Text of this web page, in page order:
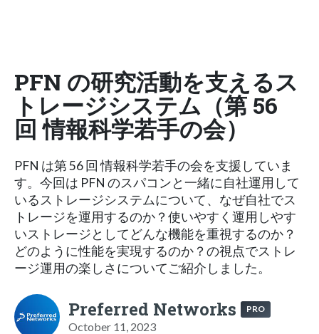
PFN の研究活動を支えるス
トレージシステム（第 56
回 情報科学若手の会）
PFN は第 56 回 情報科学若手の会を支援していま
す。今回は PFN のスパコンと一緒に自社運用して
いるストレージシステムについて、なぜ自社でス
トレージを運用するのか？使いやすく運用しやす
いストレージとしてどんな機能を重視するのか？
どのように性能を実現するのか？の視点でストレ
ージ運用の楽しさについてご紹介しました。
Preferred Networks PRO
October 11, 2023